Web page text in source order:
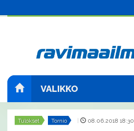
VALIKKO
Tulokset Tornio 08.06.2018 18:30